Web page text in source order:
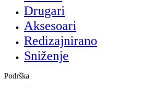
Drugari
Aksesoari
Redizajnirano
Sniženje
Podrška